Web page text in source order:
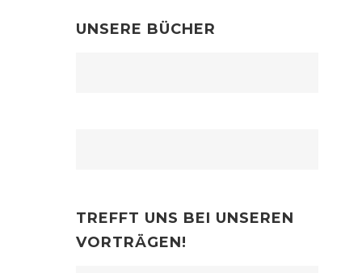
UNSERE BÜCHER
TREFFT UNS BEI UNSEREN
VORTRÄGEN!